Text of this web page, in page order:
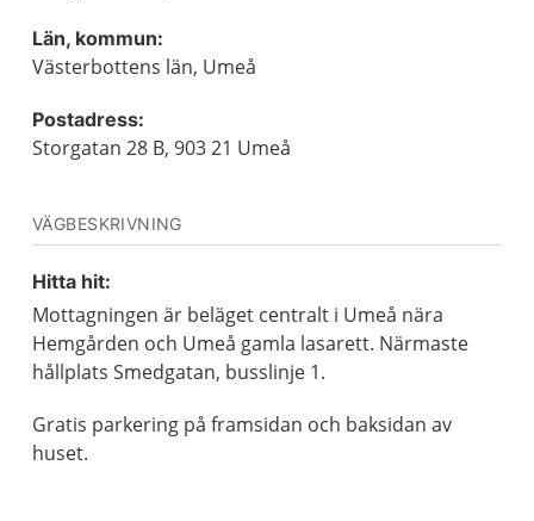
Län, kommun:
Västerbottens län, Umeå
Postadress:
Storgatan 28 B, 903 21 Umeå
VÄGBESKRIVNING
Hitta hit:
Mottagningen är beläget centralt i Umeå nära
Hemgården och Umeå gamla lasarett. Närmaste
hållplats Smedgatan, busslinje 1.
Gratis parkering på framsidan och baksidan av
huset.